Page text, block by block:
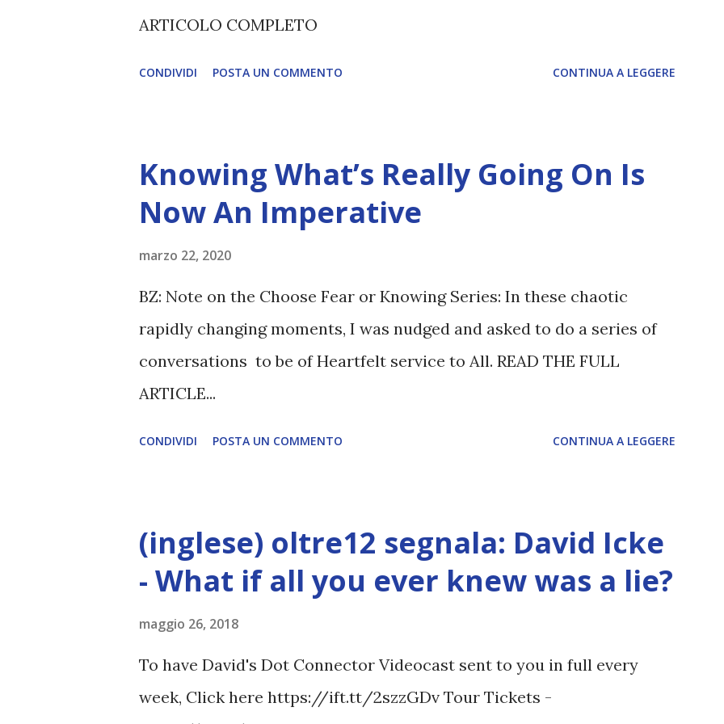
renderanno la differenza lampante: L’IA sarà in gr...
ARTICOLO COMPLETO
CONDIVIDI POSTA UN COMMENTO CONTINUA A LEGGERE
Knowing What’s Really Going On Is
Now An Imperative
marzo 22, 2020
BZ: Note on the Choose Fear or Knowing Series: In these chaotic
rapidly changing moments, I was nudged and asked to do a series of
conversations to be of Heartfelt service to All. READ THE FULL
ARTICLE...
CONDIVIDI POSTA UN COMMENTO CONTINUA A LEGGERE
(inglese) oltre12 segnala: David Icke
- What if all you ever knew was a lie?
maggio 26, 2018
To have David's Dot Connector Videocast sent to you in full every
week, Click here https://ift.tt/2szzGDv Tour Tickets -